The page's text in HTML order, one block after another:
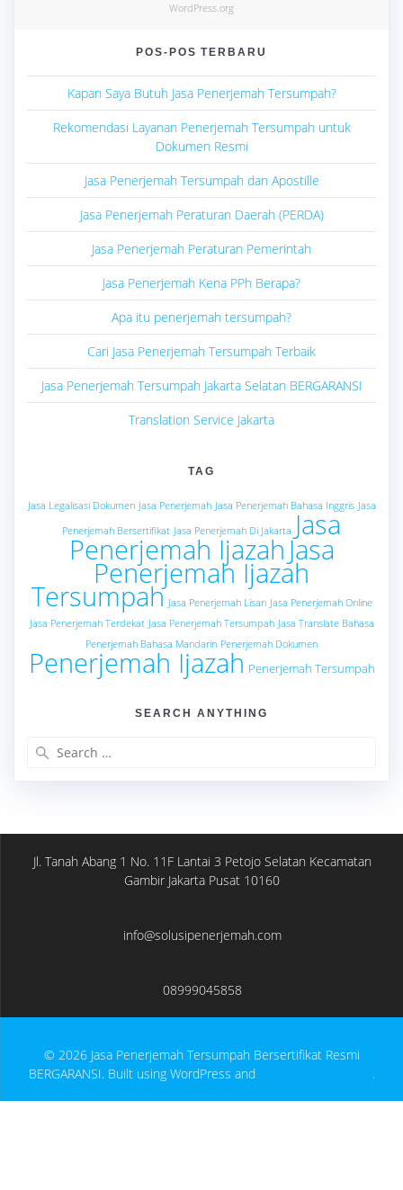
WordPress.org
POS-POS TERBARU
Kapan Saya Butuh Jasa Penerjemah Tersumpah?
Rekomendasi Layanan Penerjemah Tersumpah untuk
Dokumen Resmi
Jasa Penerjemah Tersumpah dan Apostille
Jasa Penerjemah Peraturan Daerah (PERDA)
Jasa Penerjemah Peraturan Pemerintah
Jasa Penerjemah Kena PPh Berapa?
Apa itu penerjemah tersumpah?
Cari Jasa Penerjemah Tersumpah Terbaik
Jasa Penerjemah Tersumpah Jakarta Selatan BERGARANSI
Translation Service Jakarta
TAG
Jasa Legalisasi Dokumen Jasa Penerjemah Jasa Penerjemah Bahasa Inggris Jasa
Penerjemah Bersertifikat Jasa Penerjemah Di Jakarta Jasa
Penerjemah Ijazah Jasa
Penerjemah Ijazah
Tersumpah Jasa Penerjemah Lisan Jasa Penerjemah Online
Jasa Penerjemah Terdekat Jasa Penerjemah Tersumpah Jasa Translate Bahasa
Penerjemah Bahasa Mandarin Penerjemah Dokumen
Penerjemah Ijazah Penerjemah Tersumpah
SEARCH ANYTHING
Jl. Tanah Abang 1 No. 11F Lantai 3 Petojo Selatan Kecamatan
Gambir Jakarta Pusat 10160
info@solusipenerjemah.com
08999045858
© 2026 Jasa Penerjemah Tersumpah Bersertifikat Resmi
BERGARANSI. Built using WordPress and
.